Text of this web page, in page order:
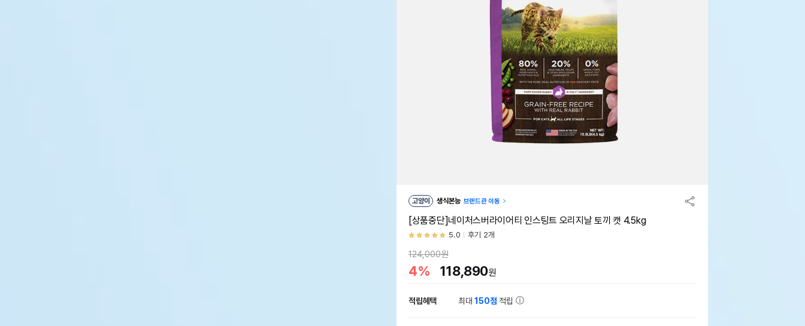
고양이 생식본능 브랜드관 이동
[상품중단]네이처스버라이어티 인스팅트 오리지날 토끼 캣 4.5kg
5.0 후기 2개
124,000원
4% 118,890원
적립혜택 최대150점 적립